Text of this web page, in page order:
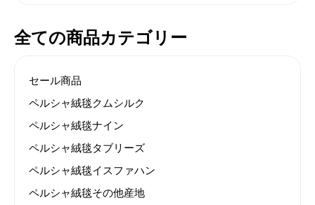
全ての商品カテゴリー
セール商品
ペルシャ絨毯クムシルク
ペルシャ絨毯ナイン
ペルシャ絨毯タブリーズ
ペルシャ絨毯イスファハン
ペルシャ絨毯その他産地